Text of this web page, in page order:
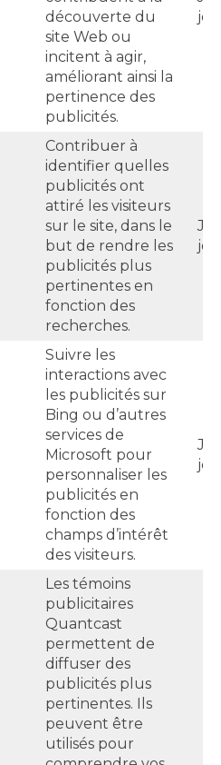
découverte du
site Web ou
incitent à agir,
améliorant ainsi la
pertinence des
publicités.
Contribuer à
identifier quelles
publicités ont
attiré les visiteurs
sur le site, dans le
but de rendre les
publicités plus
pertinentes en
fonction des
recherches.
Suivre les
interactions avec
les publicités sur
Bing ou d’autres
services de
Microsoft pour
personnaliser les
publicités en
fonction des
champs d’intérêt
des visiteurs.
Les témoins
publicitaires
Quantcast
permettent de
diffuser des
publicités plus
pertinentes. Ils
peuvent être
utilisés pour